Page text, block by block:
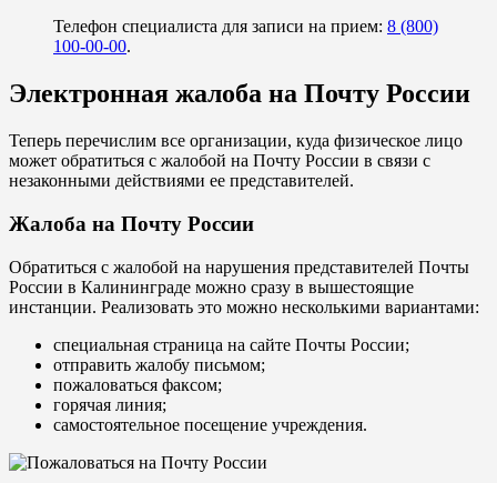
Телефон специалиста для записи на прием: 8 (800)
100-00-00.
Электронная жалоба на Почту России
Теперь перечислим все организации, куда физическое лицо
может обратиться с жалобой на Почту России в связи с
незаконными действиями ее представителей.
Жалоба на Почту России
Обратиться с жалобой на нарушения представителей Почты
России в Калининграде можно сразу в вышестоящие
инстанции. Реализовать это можно несколькими вариантами:
специальная страница на сайте Почты России;
отправить жалобу письмом;
пожаловаться факсом;
горячая линия;
самостоятельное посещение учреждения.